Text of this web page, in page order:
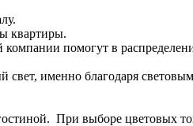
.
квартиры.
компании помогут в
свет, именно благодаря световым
. При выборе цветовых